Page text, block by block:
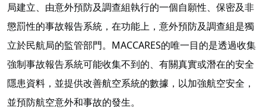
局建立、由意外預防及調查組執行的一個自願性、保密及非
懲罰性的事故報告系統，在功能上，意外預防及調查組是獨
立於民航局的監管部門。MACCARES的唯一目的是透過收集
強制事故報告系統可能收集不到的、有關真實或潛在的安全
隱患資料，並提供改善航空系統的數據，以加強航空安全，
並預防航空意外和事故的發生。